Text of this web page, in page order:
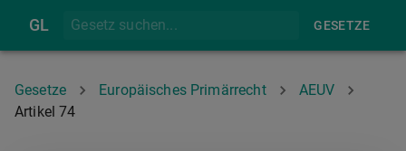
GL GESETZE
Gesetze Europäisches Primärrecht
AEUV
Artikel 74